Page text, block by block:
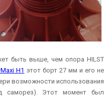
быть выше, чем опора HILST
H1 этот борт 27 мм и его не
возможности использования
саморез). Этот момент был